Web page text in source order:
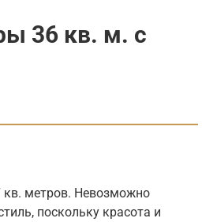
36 кв. м. с
метров. Невозможно
поскольку красота и